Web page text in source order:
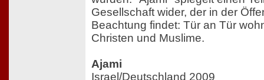
Gesellschaft wider, der in der
Beachtung findet: Tür an Tür
Christen und Muslime.
Ajami
Israel/Deutschland 2009